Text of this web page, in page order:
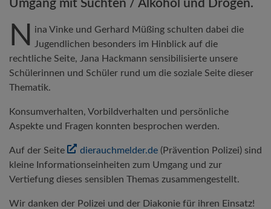
Umgang mit Süchten / Alkohol und Drogen.
N
ina Vinke und Gerhard Müßing schulten dabei die
Jugendlichen besonders im Hinblick auf die
rechtliche Seite, Jana Hackmann sensibilisierte unsere
Schülerinnen und Schüler rund um die soziale Seite dieser
Thematik.
Konsumverhalten, Vorbildverhalten und persönliche
Aspekte und Fragen konnten besprochen werden.
Auf der Seite dierauchmelder.de(Prävention Polizei) sind
kleine Informationseinheiten zum Umgang und zur
Vertiefung dieses sensiblen Themas zusammengestellt.
Wir danken der Polizei und der Diakonie für ihren Einsatz!